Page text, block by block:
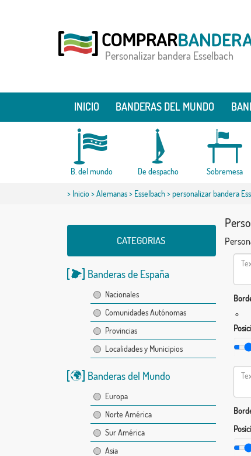
Personalizar bandera Esselbach
INICIO BANDERAS DEL MUNDO
B. del mundo De despacho Sobremesa
> Inicio>Alemanas> Esselbach> personalizar bandera
CATEGORIAS
Banderas de España
Nacionales
Comunidades Autónomas
Provincias
Localidades y Municipios
Banderas del Mundo
Europa
Norte América
Sur América
Asia
°